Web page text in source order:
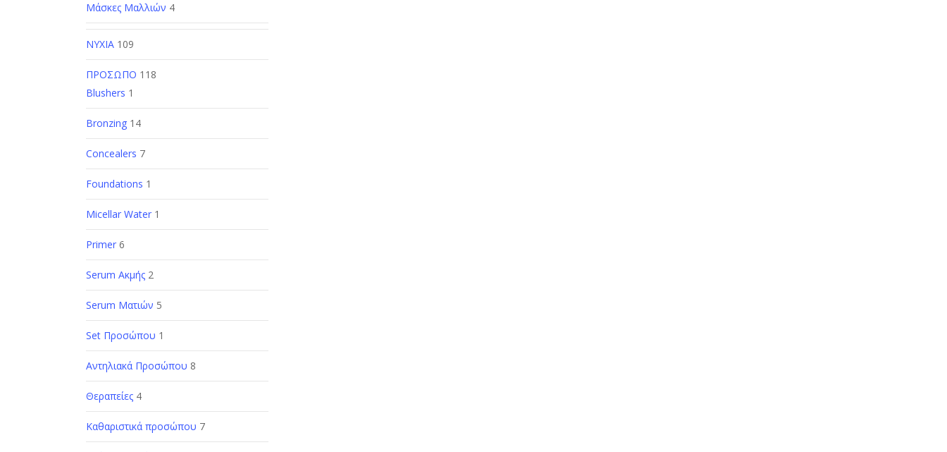
Μάσκες Μαλλιών 4
ΝΥΧΙΑ 109
ΠΡΟΣΩΠΟ 118
Blushers 1
Bronzing 14
Concealers 7
Foundations 1
Micellar Water 1
Primer 6
Serum Ακμής 2
Serum Ματιών 5
Set Προσώπου 1
Αντηλιακά Προσώπου 8
Θεραπείες 4
Καθαριστικά προσώπου 7